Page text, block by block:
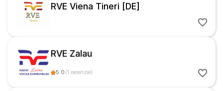
RVE Viena Tineri [DE]
RVE Zalau
5.0 (1 recenzie)